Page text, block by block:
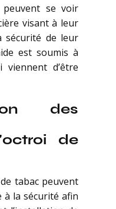
peuvent se voir
visant à leur
sécurité de leur
est soumis à
viennent d’être
des
de
tabac peuvent
la sécurité afin